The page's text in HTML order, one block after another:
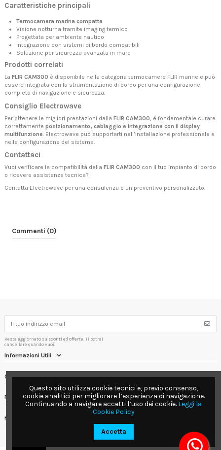
Caratteristiche principali
Termocamera marina compatta
Visione notturna tramite imaging termico
Progettata per ambiente nautico
Integrazione con sistemi di bordo compatibili
Soluzione per sicurezza avanzata in mare
Prodotti correlati
La FLIR CAM300 è disponibile nella categoria termocamere FLIR marine e può
essere integrata con la strumentazione di bordo per una configurazione
completa di navigazione e sicurezza.
Consiglio Electrowave
Per ottenere le migliori prestazioni dalla FLIR CAM300, è fondamentale curare
correttamente posizionamento, cablaggio e integrazione con il display
multifunzione. Electrowave può supportarti nell’installazione professionale e
nella configurazione del sistema.
Contattaci
Vuoi verificare la compatibilità della FLIR CAM300 con il tuo impianto di bordo
o ricevere assistenza tecnica?
Contatta Electrowave per una consulenza o un preventivo personalizzato.
Commenti (0)
Resta aggiornato su sconti ed offerte. Ti potrai
cancellare quando vuoi.
Informazioni Utili
Contact us
Follow us
Newsletter
Questo sito utilizza cookie tecnici e, previo consenso,
cookie analitici per migliorare l’esperienza di navigazione.
Continuando a navigare accetti l’uso dei cookie. Leggi la
Cookie Policy
Accetta